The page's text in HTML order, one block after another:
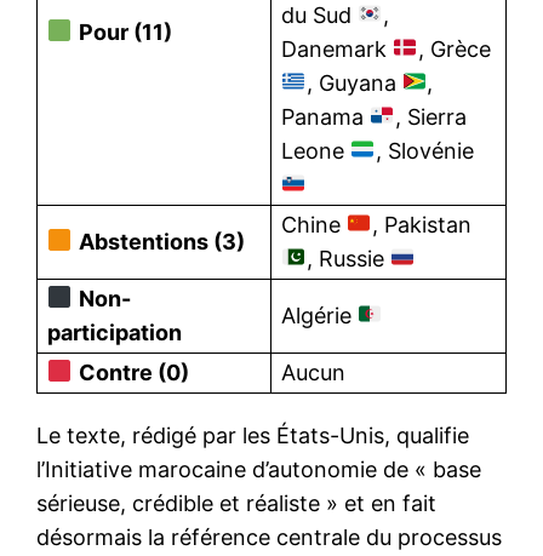
Pour (11)
du Sud
,
Danemark
, Grèce
, Guyana
,
Panama
, Sierra
Leone
, Slovénie
Abstentions (3)
Chine
, Pakistan
, Russie
Non-
participation
Algérie
Contre (0) Aucun
Le texte, rédigé par les États-Unis, qualifie
l’Initiative marocaine d’autonomie de « base
sérieuse, crédible et réaliste » et en fait
désormais la référence centrale du processus